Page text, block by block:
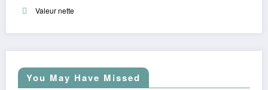
Valeur nette
You May Have Missed